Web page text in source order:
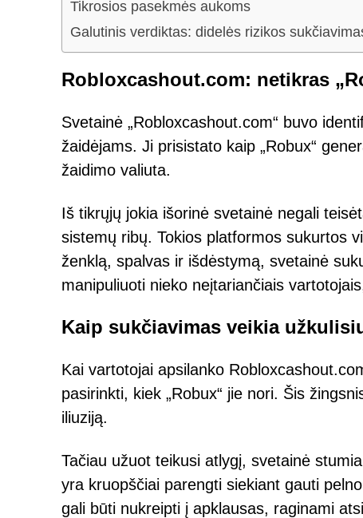
Tikrosios pasekmės aukoms
Galutinis verdiktas: didelės rizikos
Robloxcashout.com: netikras
Svetainė „Robloxcashout.com“ buvo
žaidėjams. Ji prisistato kaip „Robux“
žaidimo valiuta.
Iš tikrųjų jokia išorinė svetainė negali
sistemų ribų. Tokios platformos sukurtos
ženklą, spalvas ir išdėstymą, svetainė
manipuliuoti nieko neįtariančiais
Kaip sukčiavimas veikia
Kai vartotojai apsilanko
pasirinkti, kiek „Robux“ jie nori. Šis
iliuziją.
Tačiau užuot teikusi atlygį, svetainė
yra kruopščiai parengti siekiant gauti
gali būti nukreipti į apklausas, raginami